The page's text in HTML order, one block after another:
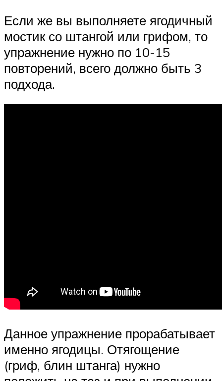
Если же вы выполняете ягодичный
мостик со штангой или грифом, то
упражнение нужно по 10-15
повторений, всего должно быть 3
подхода.
Данное упражнение прорабатывает
именно ягодицы. Отягощение
(гриф, блин штанга) нужно